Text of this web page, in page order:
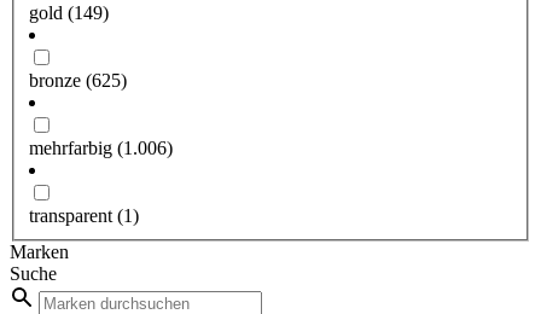
gold (149)
bronze (625)
mehrfarbig (1.006)
transparent (1)
Marken
Suche